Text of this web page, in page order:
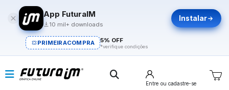
App FuturaIM
10 mil+ downloads
Instalar
PRIMEIRACOMPRA 5% OFF
*verifique condições
Entre ou cadastre-se